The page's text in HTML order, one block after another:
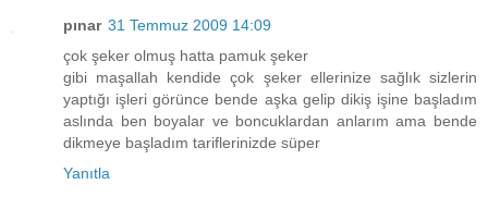
pınar 31 Temmuz 2009 14:09
çok şeker olmuş hatta pamuk şeker
gibi maşallah kendide çok şeker ellerinize sağlık sizlerin
yaptığı işleri görünce bende aşka gelip dikiş işine başladım
aslında ben boyalar ve boncuklardan anlarım ama bende
dikmeye başladım tariflerinizde süper
Yanıtla